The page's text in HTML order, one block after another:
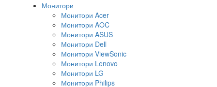
Монитори
Монитори Acer
Монитори AOC
Монитори ASUS
Монитори Dell
Монитори ViewSonic
Монитори Lenovo
Монитори LG
Монитори Philips